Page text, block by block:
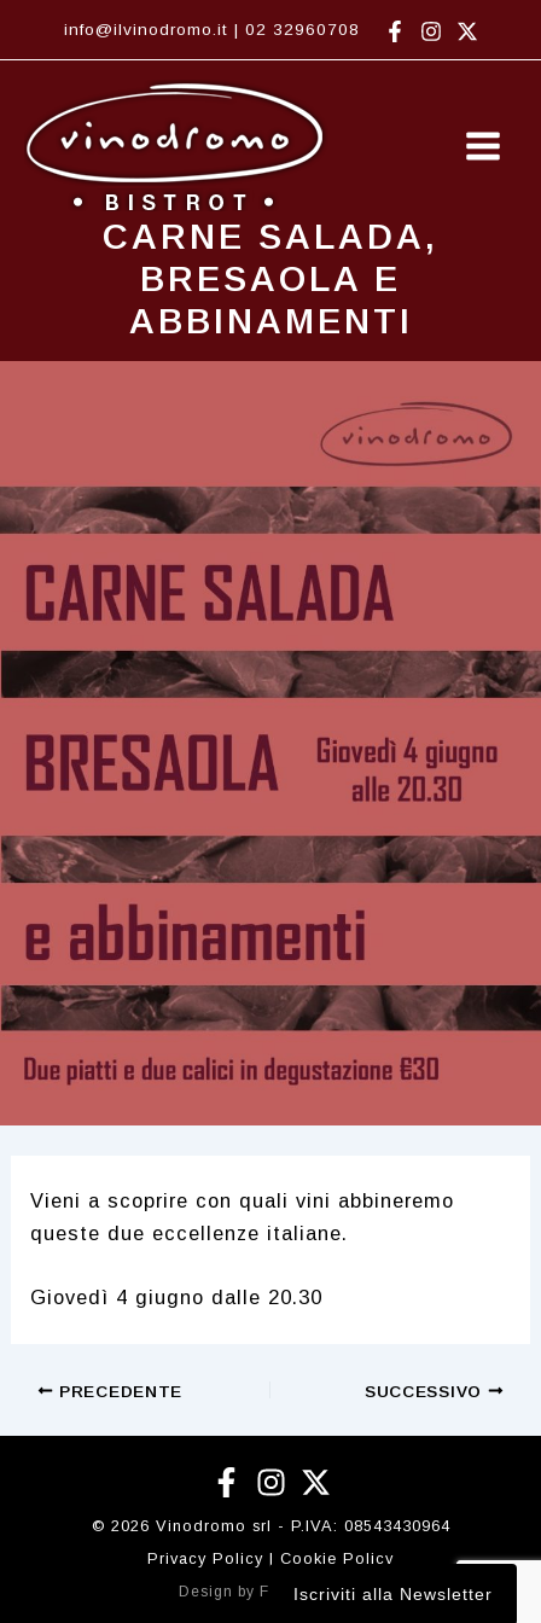
info@ilvinodromo.it | 02 32960708
Main
CARNE SALADA,
BRESAOLA E
ABBINAMENTI
Vieni a scoprire con quali vini abbineremo
queste due eccellenze italiane.
Giovedì 4 giugno dalle 20.30
Navigazione
PRECEDENTE SUCCESSIVO
© 2026 Vinodromo srl - P.IVA: 08543430964
Privacy Policy | Cookie Policy
Design by Flobidesign.it
Iscriviti alla Newsletter